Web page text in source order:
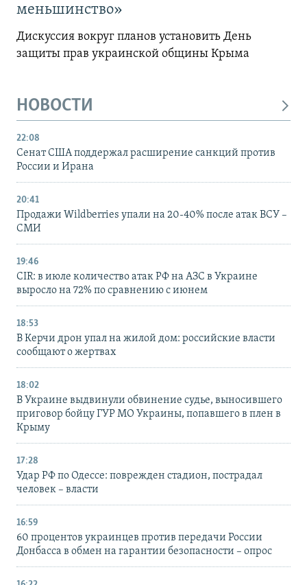
меньшинство»
Дискуссия вокруг планов установить День
защиты прав украинской общины Крыма
НОВОСТИ
22:08
Сенат США поддержал расширение санкций против
России и Ирана
20:41
Продажи Wildberries упали на 20-40% после атак ВСУ –
СМИ
19:46
CIR: в июле количество атак РФ на АЗС в Украине
выросло на 72% по сравнению с июнем
18:53
В Керчи дрон упал на жилой дом: российские власти
сообщают о жертвах
18:02
В Украине выдвинули обвинение судье, выносившего
приговор бойцу ГУР МО Украины, попавшего в плен в
Крыму
17:28
Удар РФ по Одессе: поврежден стадион, пострадал
человек – власти
16:59
60 процентов украинцев против передачи России
Донбасса в обмен на гарантии безопасности – опрос